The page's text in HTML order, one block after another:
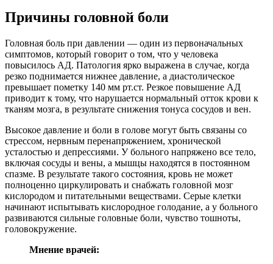
Причины головной боли
Головная боль при давлении — один из первоначальных
симптомов, который говорит о том, что у человека
повысилось АД. Патология ярко выражена в случае, когда
резко поднимается нижнее давление, а диастолическое
превышает пометку 140 мм рт.ст. Резкое повышение АД
приводит к тому, что нарушается нормальный отток крови к
тканям мозга, в результате снижения тонуса сосудов и вен.
Высокое давление и боли в голове могут быть связаны со
стрессом, нервным перенапряжением, хронической
усталостью и депрессиями. У больного напряжено все тело,
включая сосуды и вены, а мышцы находятся в постоянном
спазме. В результате такого состояния, кровь не может
полноценно циркулировать и снабжать головной мозг
кислородом и питательными веществами. Серые клетки
начинают испытывать кислородное голодание, а у больного
развиваются сильные головные боли, чувство тошноты,
головокружение.
Мнение врачей: